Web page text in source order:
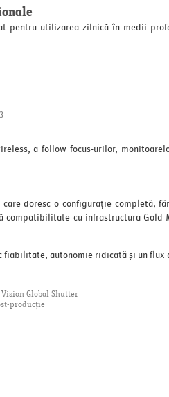
pentru utilizarea zilnică în medii
a follow focus-urilor,
doresc o configurație completă,
cu infrastructura
autonomie ridicată și un
Vision Global Shutter
producție